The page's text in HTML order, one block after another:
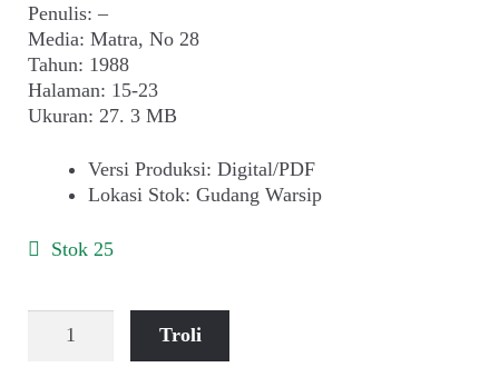
Penulis: –
Media: Matra, No 28
Tahun: 1988
Halaman: 15-23
Ukuran: 27. 3 MB
Versi Produksi: Digital/PDF
Lokasi Stok: Gudang Warsip
Stok 25
Sultan
Troli